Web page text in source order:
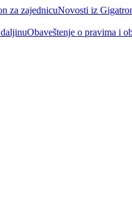
za zajednicuNovosti iz
Obaveštenje o pravima i